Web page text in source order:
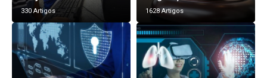
330 Artigos 1628 Artigos